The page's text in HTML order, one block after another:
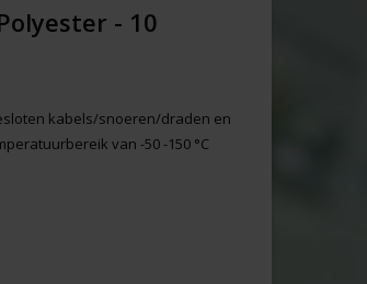
- 10
kabels/snoeren/draden en
van -50 -150 °C